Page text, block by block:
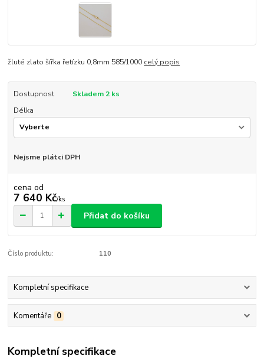
žluté zlato šířka řetízku 0,8mm 585/1000 celý popis
Dostupnost
Skladem 2 ks
Délka
Nejsme plátci DPH
cena od
7 640 Kč/ks
Přidat do košíku
Číslo produktu: 110
Kompletní specifikace
Komentáře 0
Kompletní specifikace